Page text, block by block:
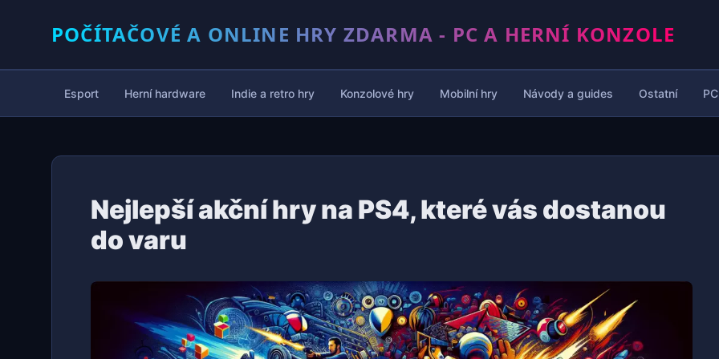
POČÍTAČOVÉ A ONLINE HRY ZDARMA - PC A HERNÍ KONZOLE
Esport Herní hardware Indie a retro hry Konzolové hry Mobilní hry Návody a guides Ostatní
Nejlepší akční hry na PS4, které vás dostanou
do varu